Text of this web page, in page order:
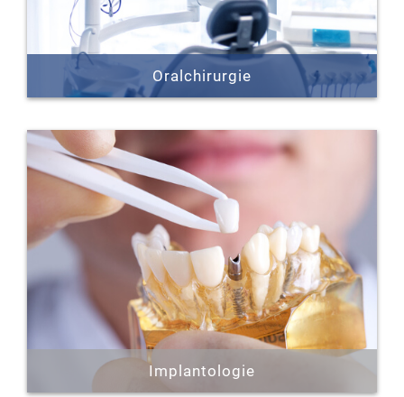
Oralchirurgie
Oralchirurgie an. Unter anderem die operative
Entfernung der Weisheitszähne und
Wurzelspitzenresektionen.
Auf Wunsch auch mit Lachgassedierung.
Erfahren Sie mehr »
Implantologie